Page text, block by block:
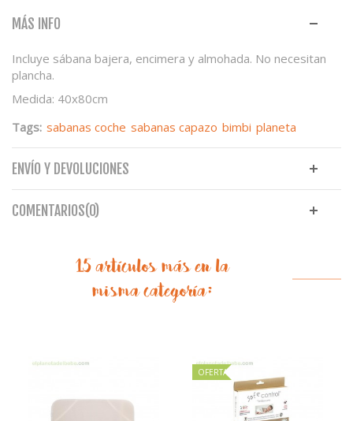
MÁS INFO
Incluye sábana bajera, encimera y almohada. No necesitan
plancha.
Medida: 40x80cm
Tags: sabanas coche sabanas capazo bimbi planeta
ENVÍO Y DEVOLUCIONES
COMENTARIOS(0)
15 artículos más en la
misma categoría:
OFERTA